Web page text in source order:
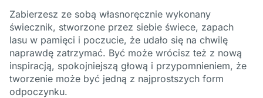
Zabierzesz ze sobą własnoręcznie wykonany
świecznik, stworzone przez siebie świece, zapach
lasu w pamięci i poczucie, że udało się na chwilę
naprawdę zatrzymać. Być może wrócisz też z nową
inspiracją, spokojniejszą głową i przypomnieniem, że
tworzenie może być jedną z najprostszych form
odpoczynku.